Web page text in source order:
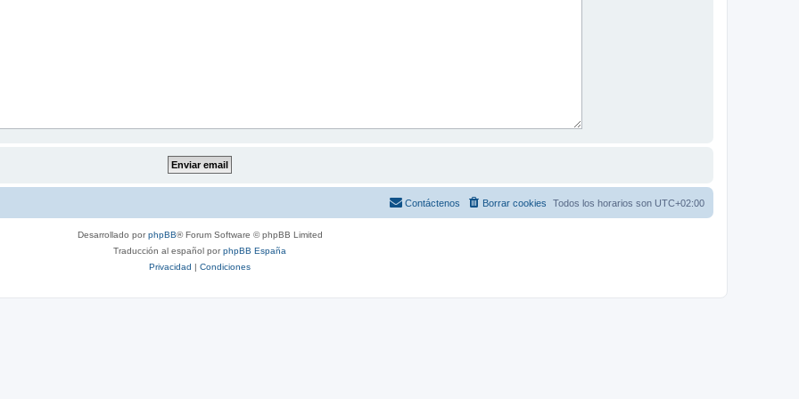
Todos los horarios son UTC+02:00
Borrar cookies
Contáctenos
Desarrollado porphpBB® Forum Software © phpBB Limited
Traducción al español porphpBB España
Privacidad | Condiciones